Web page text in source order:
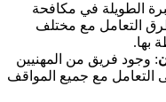
الطويلة في مكافحة
التعامل مع مختلف
بها.
: وجود فريق من المهنيين
التعامل مع جميع المواقف